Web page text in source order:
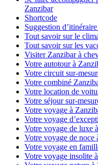
Zanzibar
Shortcode
Suggestion
Tout savoir sur le
Tout savoir sur les
Visiter Zanzibar à
Votre autotour à
Votre circuit sur-
Votre combiné
Votre location de
Votre séjour sur-
Votre voyage à
Votre voyage
Votre voyage de luxe
Votre voyage de noce
Votre voyage en
Votre voyage insolite